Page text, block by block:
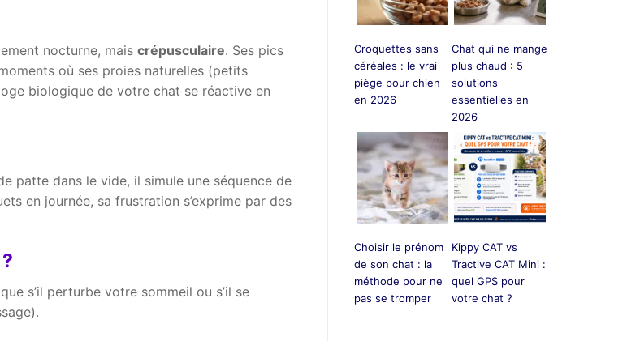
nocturne, mais crépusculaire. Ses pics
où ses proies naturelles (petits
biologique de votre chat se réactive en
patte dans le vide, il simule une séquence de
en journée, sa frustration s’exprime par des
s’il perturbe votre sommeil ou s’il se
Croquettes sans
céréales : le vrai
piège pour chien
en 2026
Chat qui ne mange
plus chaud : 5
solutions
essentielles en
2026
Choisir le prénom
de son chat : la
méthode pour ne
pas se tromper
Kippy CAT vs
Tractive CAT Mini :
quel GPS pour
votre chat ?